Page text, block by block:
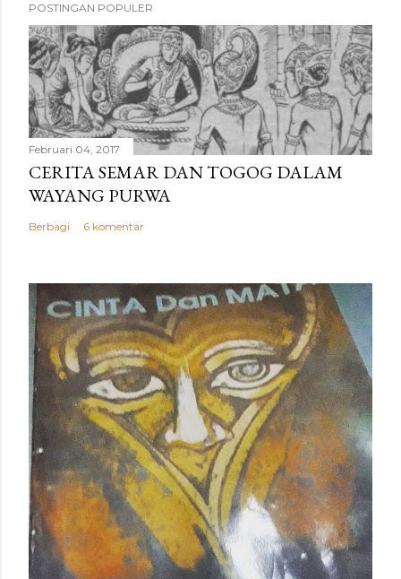
POSTINGAN POPULER
Februari 04, 2017
CERITA SEMAR DAN TOGOG DALAM
WAYANG PURWA
Berbagi 6 komentar